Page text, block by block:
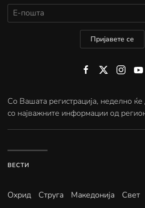
Пријавете се
Со Вашата регистрација, неделно
со најважните информации од
ВЕСТИ
Охрид Струга Македонија Свет